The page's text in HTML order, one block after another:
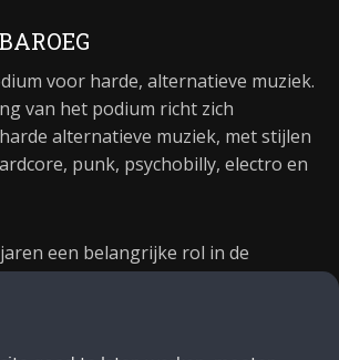
voor harde, alternatieve muziek.
van het podium richt zich
alternatieve muziek, met stijlen
punk, psychobilly, electro en
een belangrijke rol in de